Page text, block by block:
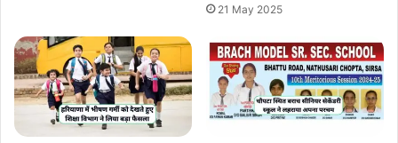
21 May 2025